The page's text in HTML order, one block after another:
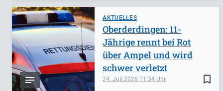
AKTUELLES
bookmark_border
24. Juli 2026 11:34
Oberderdingen: 11-
Jährige rennt bei Rot
über Ampel und wird
schwer verletzt